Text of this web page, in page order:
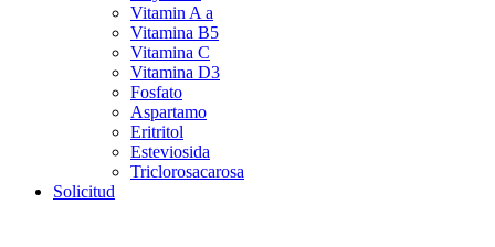
Vitamin A a
Vitamina B5
Vitamina C
Vitamina D3
Fosfato
Aspartamo
Eritritol
Esteviosida
Triclorosacarosa
Solicitud